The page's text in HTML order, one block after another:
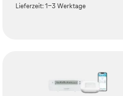
Lieferzeit:1-3 Werktage